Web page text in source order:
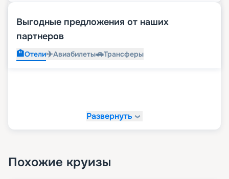
Выгодные предложения от наших
партнеров
🏨Отели✈️Авиабилеты🚗Трансферы
Развернуть
Похожие круизы